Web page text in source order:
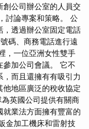
公司辦公室的人員交
討論專案和策略。 公
，透過辦公室固定電話
碼、商務電話進行遠
，一位亞洲女性雙手
參加公司會議。 它不
而且還擁有有吸引力
地區廣泛的稅收協定
英國公司提供有關商
業法方面擁有豐富的
金加工機床和雷射技